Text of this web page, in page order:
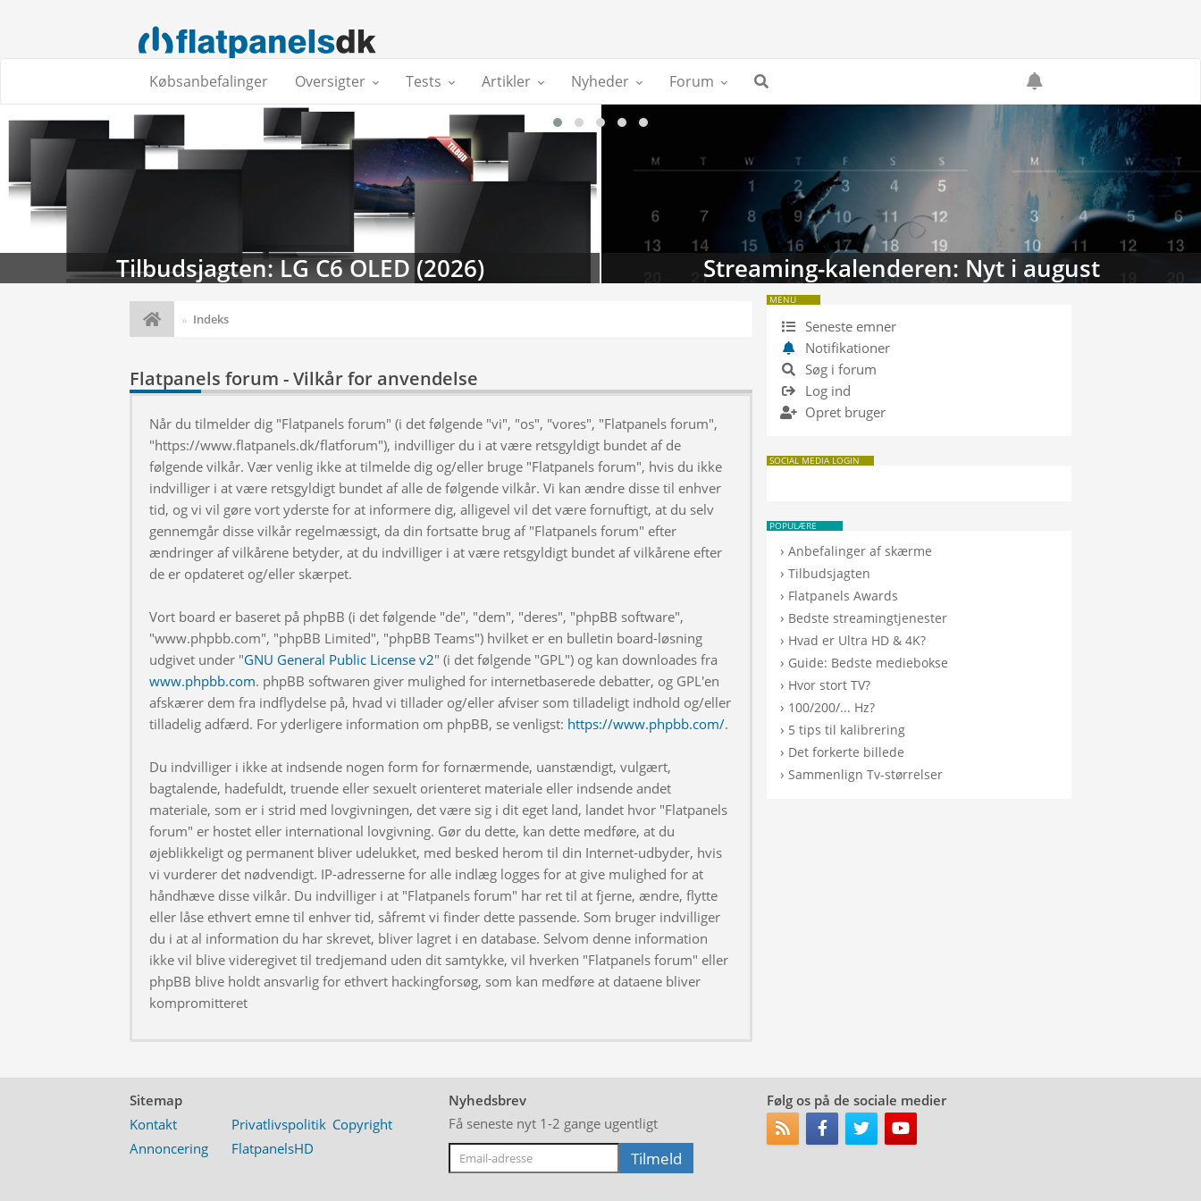
Købsanbefalinger Oversigter Tests Artikler Nyheder Forum
Tilbudsjagten: LG C6 OLED (2026) Streaming-kalenderen: Nyt i august
Indeks
Flatpanels forum - Vilkår for anvendelse
Når du tilmelder dig "Flatpanels forum" (i det følgende "vi", "os", "vores", "Flatpanels forum",
"https://www.flatpanels.dk/flatforum"), indvilliger du i at være retsgyldigt bundet af de
følgende vilkår. Vær venlig ikke at tilmelde dig og/eller bruge "Flatpanels forum", hvis du ikke
indvilliger i at være retsgyldigt bundet af alle de følgende vilkår. Vi kan ændre disse til enhver
tid, og vi vil gøre vort yderste for at informere dig, alligevel vil det være fornuftigt, at du selv
gennemgår disse vilkår regelmæssigt, da din fortsatte brug af "Flatpanels forum" efter
ændringer af vilkårene betyder, at du indvilliger i at være retsgyldigt bundet af vilkårene efter
de er opdateret og/eller skærpet.
Vort board er baseret på phpBB (i det følgende "de", "dem", "deres", "phpBB software",
"www.phpbb.com", "phpBB Limited", "phpBB Teams") hvilket er en bulletin board-løsning
udgivet under "GNU General Public License v2" (i det følgende "GPL") og kan downloades fra
www.phpbb.com. phpBB softwaren giver mulighed for internetbaserede debatter, og GPL'en
afskærer dem fra indflydelse på, hvad vi tillader og/eller afviser som tilladeligt indhold og/eller
tilladelig adfærd. For yderligere information om phpBB, se venligst: https://www.phpbb.com/.
Du indvilliger i ikke at indsende nogen form for fornærmende, uanstændigt, vulgært,
bagtalende, hadefuldt, truende eller sexuelt orienteret materiale eller indsende andet
materiale, som er i strid med lovgivningen, det være sig i dit eget land, landet hvor "Flatpanels
forum" er hostet eller international lovgivning. Gør du dette, kan dette medføre, at du
øjeblikkeligt og permanent bliver udelukket, med besked herom til din Internet-udbyder, hvis
vi vurderer det nødvendigt. IP-adresserne for alle indlæg logges for at give mulighed for at
håndhæve disse vilkår. Du indvilliger i at "Flatpanels forum" har ret til at fjerne, ændre, flytte
eller låse ethvert emne til enhver tid, såfremt vi finder dette passende. Som bruger indvilliger
du i at al information du har skrevet, bliver lagret i en database. Selvom denne information
ikke vil blive videregivet til tredjemand uden dit samtykke, vil hverken "Flatpanels forum" eller
phpBB blive holdt ansvarlig for ethvert hackingforsøg, som kan medføre at dataene bliver
kompromitteret
MENU
Seneste emner
Notifikationer
Søg i forum
Log ind
Opret bruger
SOCIAL MEDIA LOGIN
POPULÆRE
›Anbefalinger af skærme
›Tilbudsjagten
› Flatpanels Awards
› Bedste streamingtjenester
› Hvad er Ultra HD & 4K?
› Guide: Bedste mediebokse
› Hvor stort TV?
› 100/200/... Hz?
› 5 tips til kalibrering
› Det forkerte billede
›Sammenlign Tv-størrelser
Sitemap
Kontakt
Privatlivspolitik Copyright
Annoncering
FlatpanelsHD
Nyhedsbrev
Få seneste nyt 1-2 gange ugentligt
Følg os på de sociale medier